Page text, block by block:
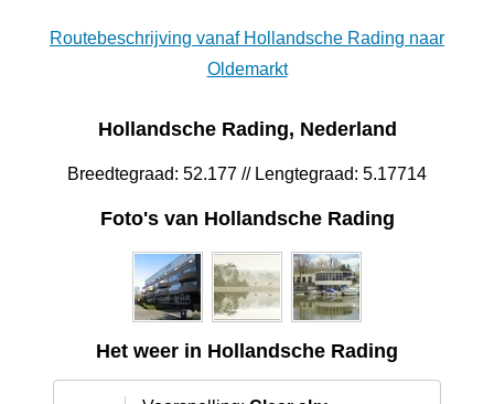
Routebeschrijving vanaf Hollandsche Rading naar
Oldemarkt
Hollandsche Rading, Nederland
Breedtegraad: 52.177 // Lengtegraad: 5.17714
Foto's van Hollandsche Rading
Het weer in Hollandsche Rading